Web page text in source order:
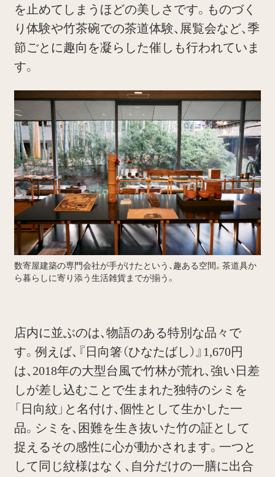
を止めてしまうほどの美しさです。ものづく
り体験や竹茶碗での茶道体験、展覧会など、季
節ごとに趣向を凝らした催しも行われていま
す。
数寄屋建築の専門会社が手がけたという、趣ある空間。茶道具か
ら暮らしに寄り添う生活雑貨までが揃う。
店内に並ぶのは、物語のある特別な品々で
す。例えば、『日向箸（ひなたばし）』1,670円
は、2018年の大型台風で竹林が荒れ、強い日差
しが差し込むことで生まれた独特のシミを
「日向紋」と名付け、個性として生かした一
品。シミを、困難を生き抜いた竹の証として
捉えるその感性に心が動かされます。一つと
して同じ紋様はなく、自分だけの一膳に出合